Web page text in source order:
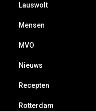
Lauswolt
Mensen
MVO
Nieuws
Recepten
Rotterdam